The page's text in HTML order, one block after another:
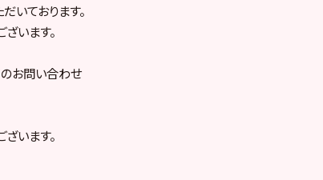
ております。
います。
お問い合わせ
います。